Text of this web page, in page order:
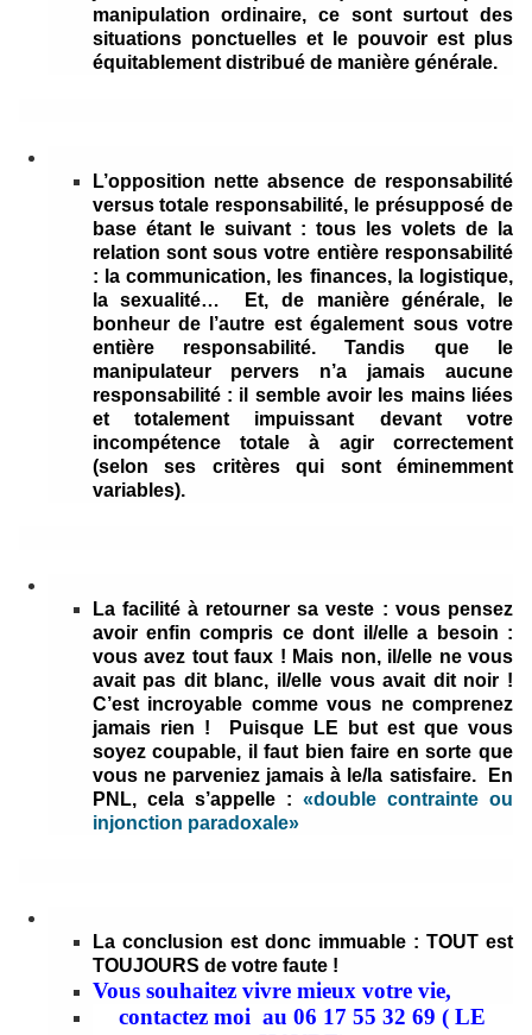
manipulation ordinaire, ce sont surtout des
situations ponctuelles et le pouvoir est plus
équitablement distribué de manière générale.
L’opposition nette absence de responsabilité
versus totale responsabilité, le présupposé de
base étant le suivant : tous les volets de la
relation sont sous votre entière responsabilité
: la communication, les finances, la logistique,
la sexualité… Et, de manière générale, le
bonheur de l’autre est également sous votre
entière responsabilité. Tandis que le
manipulateur pervers n’a jamais aucune
responsabilité : il semble avoir les mains liées
et totalement impuissant devant votre
incompétence totale à agir correctement
(selon ses critères qui sont éminemment
variables).
La facilité à retourner sa veste : vous pensez
avoir enfin compris ce dont il/elle a besoin :
vous avez tout faux ! Mais non, il/elle ne vous
avait pas dit blanc, il/elle vous avait dit noir !
C’est incroyable comme vous ne comprenez
jamais rien ! Puisque LE but est que vous
soyez coupable, il faut bien faire en sorte que
vous ne parveniez jamais à le/la satisfaire.
En
PNL, cela s’appelle : «double contrainte ou
injonction paradoxale»
La conclusion est donc immuable : TOUT est
TOUJOURS de votre faute !
Vous souhaitez vivre mieux votre vie,
contactez moi au 06 17 55 32 69 ( LE